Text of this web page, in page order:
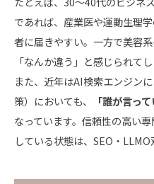
であれば、産業医や運動生理
者に届きやすい。一方で美容
「なんか違う」と感じられてし
また、近年はAI検索エンジン
策）においても、
「誰が言っ
なっています。信頼性の高い
している状態は、SEO・LLMO